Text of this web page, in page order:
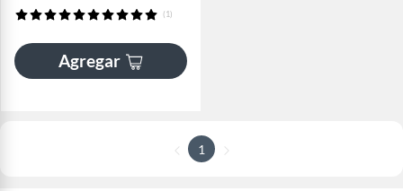
(1)
Agregar
1